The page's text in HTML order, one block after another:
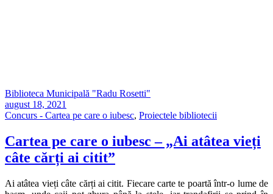
Biblioteca Municipală "Radu Rosetti"
august 18, 2021
Concurs - Cartea pe care o iubesc, Proiectele bibliotecii
Cartea pe care o iubesc – „Ai atâtea vieți
câte cărți ai citit”
Ai atâtea vieți câte cărți ai citit. Fiecare carte te poartă într-o lume de